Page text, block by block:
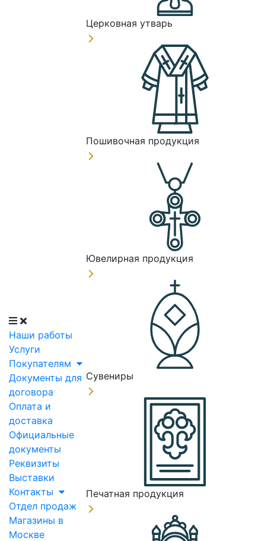
Наши работы
Услуги
Покупателям
Документы для
договора
Оплата и
доставка
Официальные
документы
Реквизиты
Выставки
Контакты
Отдел продаж
Магазины в
Москве
Церковная утварь
Пошивочная продукция
Ювелирная продукция
Сувениры
Печатная продукция